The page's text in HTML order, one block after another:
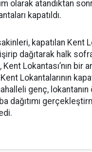
olarak atandıktan
kapatıldı.
kapatılan Kent
dağıtarak halk
Lokantası’nın bir
Lokantalarının
genç, lokantanın
dağıtımı